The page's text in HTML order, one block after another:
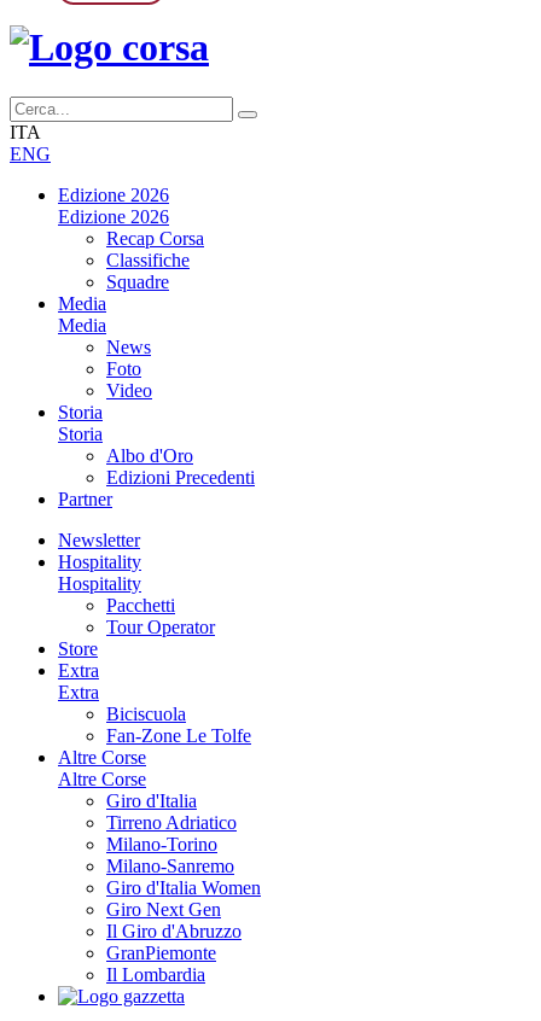
ITA
ENG
Edizione 2026
Edizione 2026
Recap Corsa
Classifiche
Squadre
Media
Media
News
Foto
Video
Storia
Storia
Albo d'Oro
Edizioni Precedenti
Partner
Newsletter
Hospitality
Hospitality
Pacchetti
Tour Operator
Store
Extra
Extra
Biciscuola
Fan-Zone Le Tolfe
Altre Corse
Altre Corse
Giro d'Italia
Tirreno Adriatico
Milano-Torino
Milano-Sanremo
Giro d'Italia Women
Giro Next Gen
Il Giro d'Abruzzo
GranPiemonte
Il Lombardia